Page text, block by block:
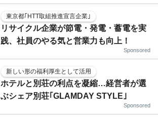
東京都｢HTT取組推進宣言企業｣
リサイクル企業が節電・発電・蓄電を実
践、社員のやる気と営業力も向上！
Sponsored
新しい形の福利厚生として活用
ホテルと別荘の利点を凝縮…経営者が選
ぶシェア別荘｢GLAMDAY STYLE｣
Sponsored